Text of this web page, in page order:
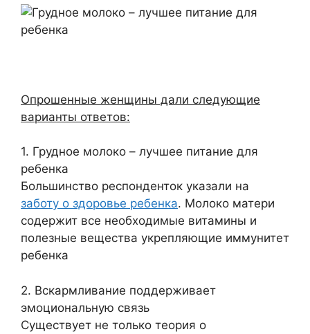
Опрошенные женщины дали следующие
варианты ответов:
1. Грудное молоко – лучшее питание для
ребенка
Большинство респонденток указали на
заботу о здоровье ребенка. Молоко матери
содержит все необходимые витамины и
полезные вещества укрепляющие иммунитет
ребенка
2. Вскармливание поддерживает
эмоциональную связь
Существует не только теория о